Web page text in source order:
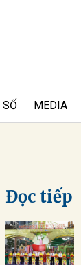
MEDIA
Đọc tiếp
Gửi